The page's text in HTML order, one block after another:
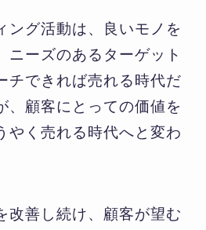
ング活動は、良いモノを
ニーズのあるターゲット
チできれば売れる時代だ
、顧客にとっての価値を
やく売れる時代へと変わ
改善し続け、顧客が望む